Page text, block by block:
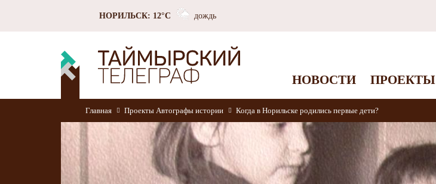
НОРИЛЬСК: 12°C дождь
НОВОСТИ ПРОЕКТЫ
Главная Проекты Автографы истории Когда в Норильске родились первые дети?